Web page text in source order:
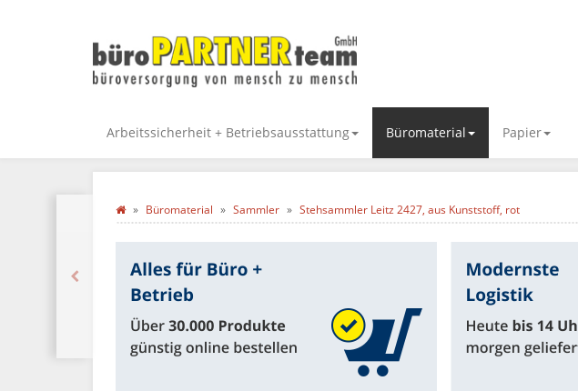
Arbeitssicherheit + Betriebsausstattung Büromaterial Papier
Büromaterial Sammler Stehsammler Leitz 2427, aus Kunststoff, rot